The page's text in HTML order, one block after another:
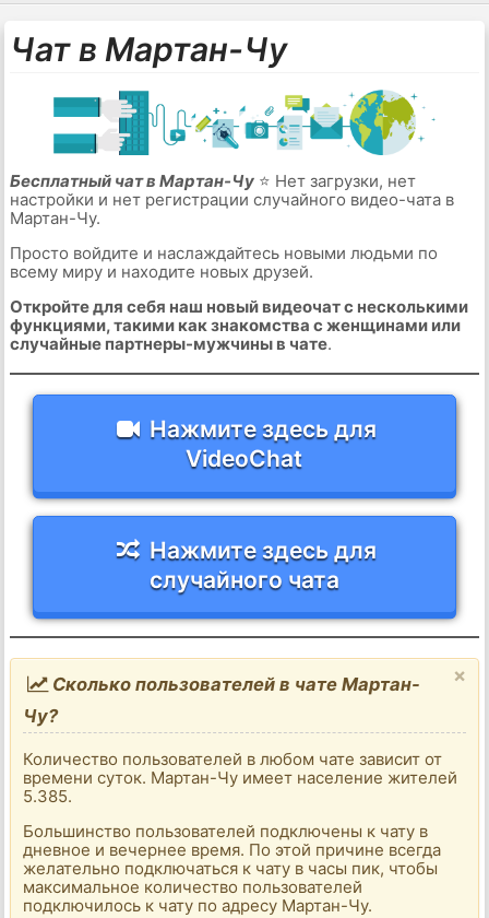
Чат в Мартан-Чу
Бесплатный чат в Мартан-Чу⭐ Нет загрузки, нет
настройки и нет регистрации случайного видео-чата в
Мартан-Чу.
Просто войдите и наслаждайтесь новыми людьми по
всему миру и находите новых друзей.
Откройте для себя наш новый видеочат с несколькими
функциями, такими как знакомства с женщинами или
случайные партнеры-мужчины в чате.
Нажмите здесь для
VideoChat
Нажмите здесь для
случайного чата
×
Сколько пользователей в чате Мартан-
Чу?
Количество пользователей в любом чате зависит от
времени суток. Мартан-Чу имеет население жителей
5.385.
Большинство пользователей подключены к чату в
дневное и вечернее время. По этой причине всегда
желательно подключаться к чату в часы пик, чтобы
максимальное количество пользователей
подключилось к чату по адресу Мартан-Чу.